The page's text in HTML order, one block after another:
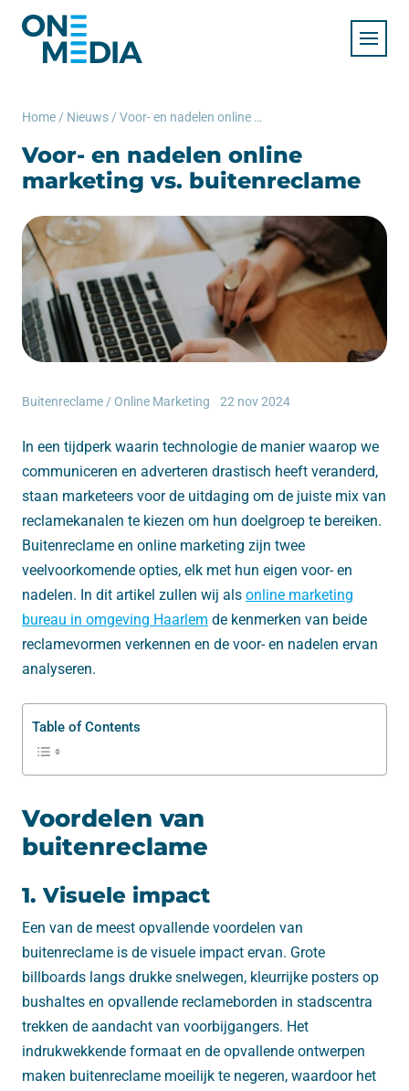
Home / Nieuws / Voor- en nadelen online marketing vs. buitenreclame
Voor- en nadelen online
marketing vs. buitenreclame
Buitenreclame / Online Marketing 22 nov 2024
In een tijdperk waarin technologie de manier waarop we
communiceren en adverteren drastisch heeft veranderd,
staan marketeers voor de uitdaging om de juiste mix van
reclamekanalen te kiezen om hun doelgroep te bereiken.
Buitenreclame en online marketing zijn twee
veelvoorkomende opties, elk met hun eigen voor- en
nadelen. In dit artikel zullen wij als online marketing
bureau in omgeving Haarlem de kenmerken van beide
reclamevormen verkennen en de voor- en nadelen ervan
analyseren.
Table of Contents
Voordelen van
buitenreclame
1. Visuele impact
Een van de meest opvallende voordelen van
buitenreclame is de visuele impact ervan. Grote
billboards langs drukke snelwegen, kleurrijke posters op
bushaltes en opvallende reclameborden in stadscentra
trekken de aandacht van voorbijgangers. Het
indrukwekkende formaat en de opvallende ontwerpen
maken buitenreclame moeilijk te negeren, waardoor het